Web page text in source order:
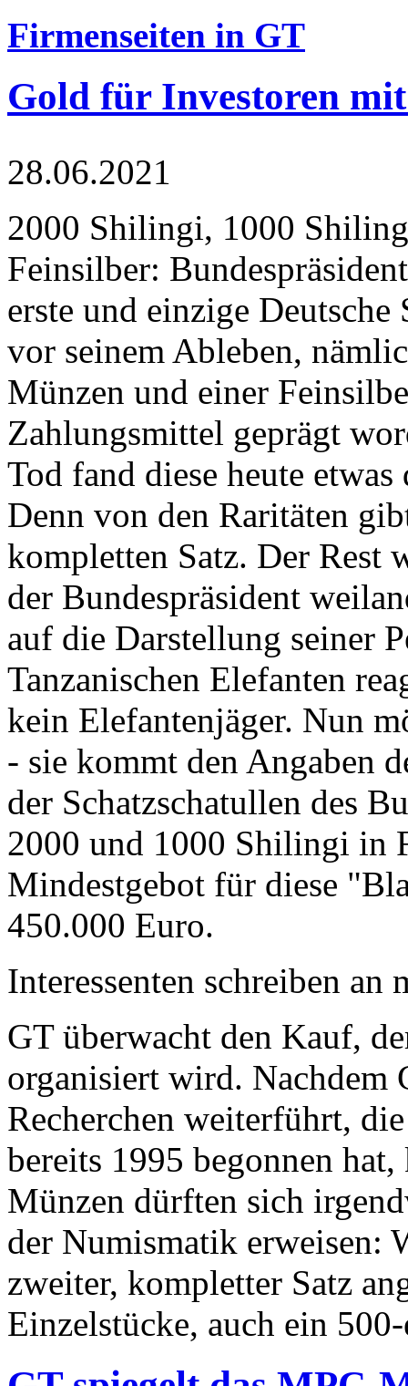
Firmenseiten in GT
Gold für Investoren
28.06.2021
2000 Shilingi, 1000
Feinsilber:
erste und einzige Deutsche
vor seinem Ableben,
Münzen und einer
Zahlungsmittel geprägt
Tod fand diese heute
Denn von den Raritäten
kompletten Satz. Der Rest
der Bundespräsident
auf die Darstellung seiner
Tanzanischen Elefanten
kein Elefantenjäger. Nun
- sie kommt den Angaben
der Schatzschatullen des
2000 und 1000 Shilingi in
Mindestgebot für diese
450.000 Euro.
Interessenten schreiben
GT überwacht den Kauf,
organisiert wird. Nachdem
Recherchen weiterführt,
bereits 1995 begonnen
Münzen dürften sich
der Numismatik erweisen:
zweiter, kompletter Satz
Einzelstücke, auch ein